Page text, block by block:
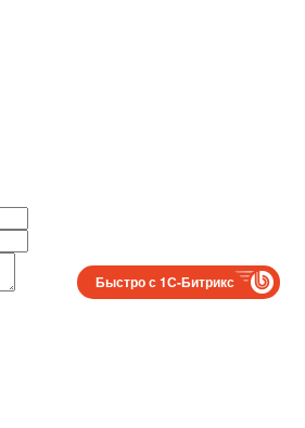
Быстро с 1С-Битрикс